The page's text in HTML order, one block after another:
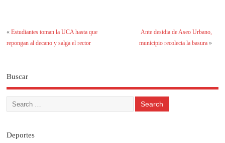
«Estudiantes toman la UCA hasta que
repongan al decano y salga el rector
Ante desidia de Aseo Urbano,
municipio recolecta la basura»
Buscar
Deportes